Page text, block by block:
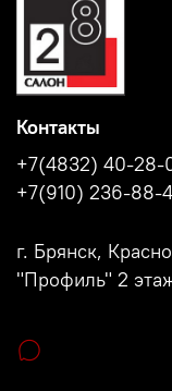
Контакты
+7(4832) 40-28-
+7(910) 236-88-
г. Брянск,
"Профиль" 2